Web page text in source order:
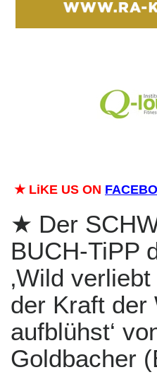
★ LiKE US ON
Der
BUCH-TiPP
‚Wild
der Kraft der
aufblühst‘
Goldbacher